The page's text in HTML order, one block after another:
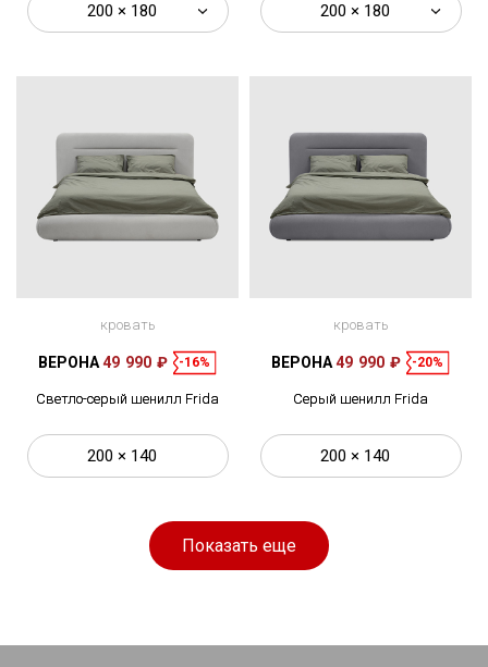
200 × 180 200 × 180
кровать
ВЕРОНА49 990 ₽ -16%
Светло-серый шенилл Frida
200 × 140
кровать
ВЕРОНА49 990 ₽ -20%
Серый шенилл Frida
200 × 140
Показать еще